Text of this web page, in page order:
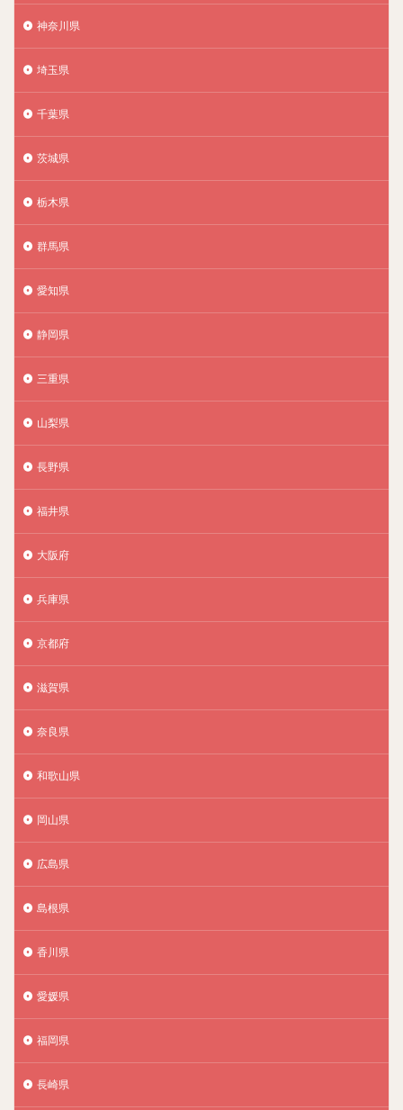
神奈川県
埼玉県
千葉県
茨城県
栃木県
群馬県
愛知県
静岡県
三重県
山梨県
長野県
福井県
大阪府
兵庫県
京都府
滋賀県
奈良県
和歌山県
岡山県
広島県
島根県
香川県
愛媛県
福岡県
長崎県